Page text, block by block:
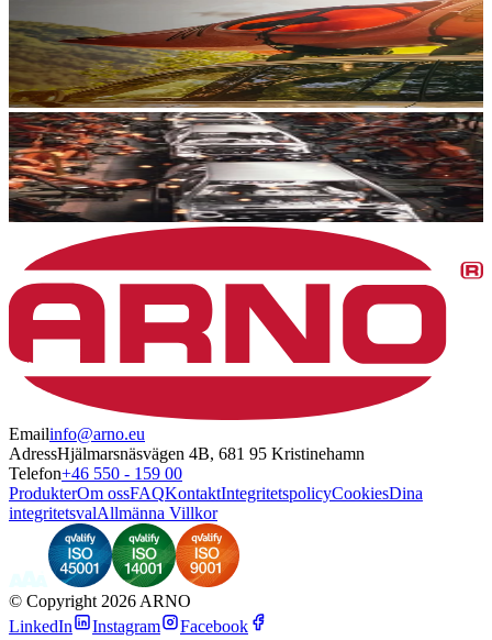
Emailinfo@arno.eu
AdressHjälmarsnäsvägen 4B, 681 95 Kristinehamn
Telefon+46 550 - 159 00
ProdukterOm ossFAQKontaktIntegritetspolicyCookiesDina
integritetsvalAllmänna Villkor
© Copyright 2026 ARNO
LinkedIn
Instagram Facebook